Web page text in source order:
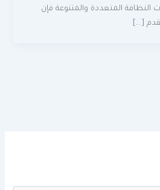
النظافة المتعددة والمتنوعة فإن
[…]